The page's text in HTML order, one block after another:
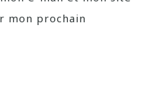
mon prochain